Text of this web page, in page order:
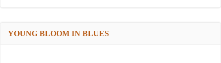
YOUNG BLOOM IN BLUES